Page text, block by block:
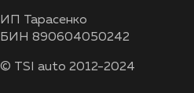
ИП Тарасенко
БИН 890604050242
© TSI auto 2012-2024